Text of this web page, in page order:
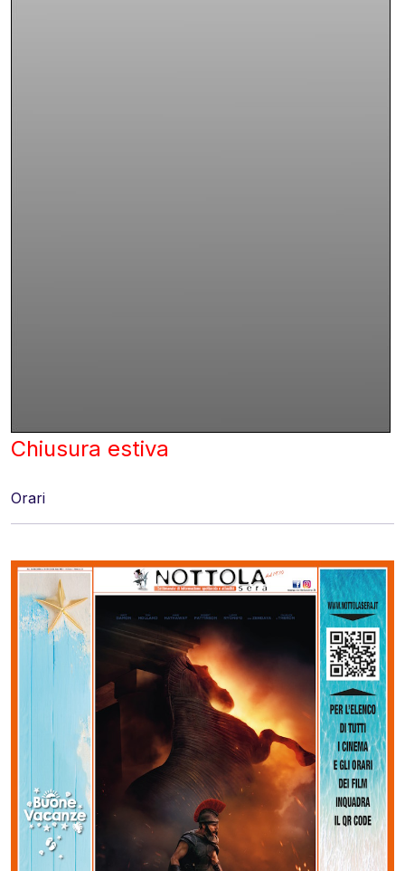
Chiusura estiva
Orari